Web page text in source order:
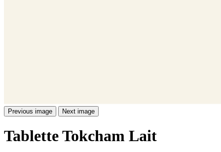
Previous image Next image
Tablette Tokcham Lait